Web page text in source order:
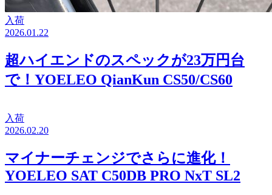
入荷
2026.01.22
超ハイエンドのスペックが23万円台
で！YOELEO QianKun CS50/CS60
入荷
2026.02.20
マイナーチェンジでさらに進化！
YOELEO SAT C50DB PRO NxT SL2